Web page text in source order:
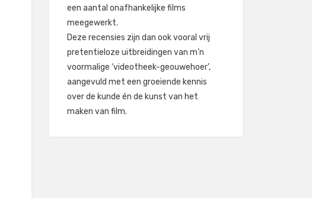
een aantal onafhankelijke films
meegewerkt.
Deze recensies zijn dan ook vooral vrij
pretentieloze uitbreidingen van m’n
voormalige ‘videotheek-geouwehoer’,
aangevuld met een groeiende kennis
over de kunde én de kunst van het
maken van film.